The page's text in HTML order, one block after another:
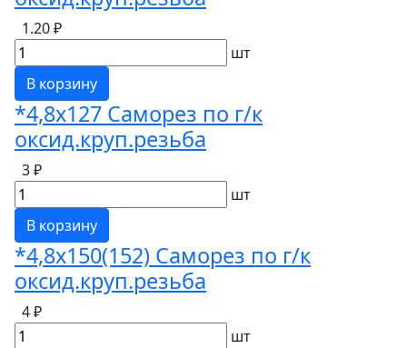
1.20 ₽
шт
В корзину
*4,8х127 Саморез по г/к
оксид.круп.резьба
3 ₽
шт
В корзину
*4,8х150(152) Саморез по г/к
оксид.круп.резьба
4 ₽
шт